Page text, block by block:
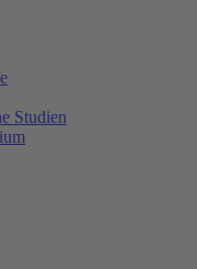
Studien